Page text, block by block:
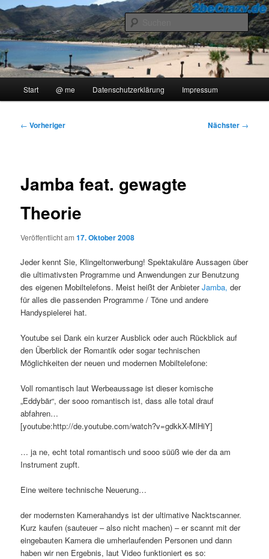
Zum
primären
Inhalt
springen2beCrazy
..::Ollis Blog::..
Start @ me Datenschutzerklärung Impressum
Beitragsnavigation
← Vorheriger Nächster →
Jamba feat. gewagte
Theorie
Veröffentlicht am17. Oktober 2008
Jeder kennt Sie, Klingeltonwerbung! Spektakuläre Aussagen über
die ultimativsten Programme und Anwendungen zur Benutzung
des eigenen Mobiltelefons. Meist heißt der AnbieterJamba,der
für alles die passenden Programme / Töne und andere
Handyspielerei hat.
Youtube sei Dank ein kurzer Ausblick oder auch Rückblick auf
den Überblick der Romantik oder sogar technischen
Möglichkeiten der neuen und modernen Mobiltelefone:
Voll romantisch laut Werbeaussage ist dieser komische
„Eddybär“, der sooo romantisch ist, dass alle total drauf
abfahren…
[youtube:http://de.youtube.com/watch?v=gdkkX-MlHiY]
… ja ne, echt total romantisch und sooo süüß wie der da am
Instrument zupft.
Eine weitere technische Neuerung…
der modernsten Kamerahandys ist der ultimative Nacktscanner.
Kurz kaufen (sauteuer – also nicht machen) – er scannt mit der
eingebauten Kamera die umherlaufenden Personen und dann
haben wir nen Ergebnis, laut Video funktioniert es so: